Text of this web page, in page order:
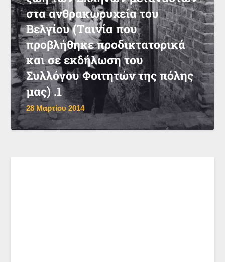
στα ανθρακωρυχεία του
Βελγίου (Ταινία που
προβλήθηκε προδικτατορικά
και σε εκδήλωση του
Συλλόγου Φοιτητών της πόλης
μας) .1
28 Μαρτίου 2014